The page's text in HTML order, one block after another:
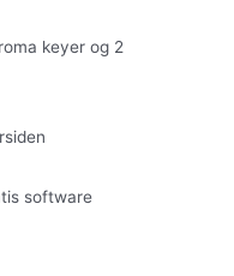
keyer og 2
software